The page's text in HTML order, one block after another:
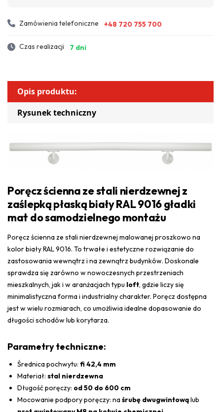
Zamówienia telefoniczne +48 720 755 700
Czas realizacji 7 dni
Opis produktu:
Rysunek techniczny
Poręcz ścienna ze stali nierdzewnej z
zaślepką płaską biały RAL 9016 gładki
mat do samodzielnego montażu
Poręcz ścienna ze stali nierdzewnej malowanej proszkowo na
kolor biały RAL 9016. To trwałe i estetyczne rozwiązanie do
zastosowania wewnątrz i na zewnątrz budynków. Doskonale
sprawdza się zarówno w nowoczesnych przestrzeniach
mieszkalnych, jak i w aranżacjach typu loft, gdzie liczy się
minimalistyczna forma i industrialny charakter. Poręcz dostępna
jest w wielu rozmiarach, co umożliwia idealne dopasowanie do
długości schodów lub korytarza.
Parametry techniczne:
Średnica pochwytu: fi 42,4 mm
Materiał: stal nierdzewna
Długość poręczy: od 50 do 600 cm
Mocowanie podpory poręczy: naśrubę dwugwintowąlub